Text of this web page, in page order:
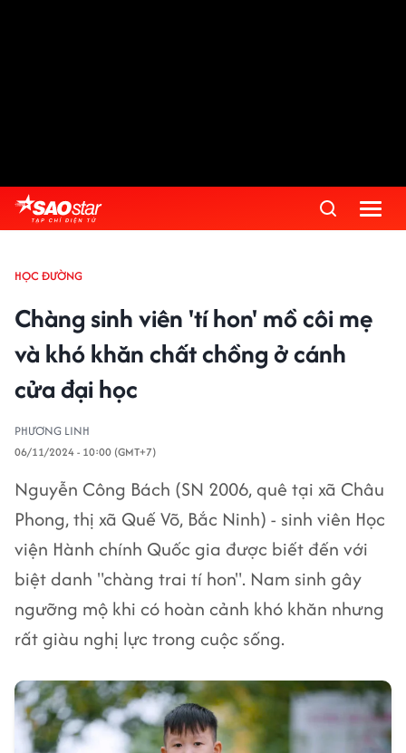
HỌC ĐƯỜNG
Chàng sinh viên 'tí hon' mồ côi mẹ
và khó khăn chất chồng ở cánh
cửa đại học
PHƯƠNG LINH
06/11/2024 - 10:00 (GMT+7)
Nguyễn Công Bách (SN 2006, quê tại xã Châu
Phong, thị xã Quế Võ, Bắc Ninh) - sinh viên Học
viện Hành chính Quốc gia được biết đến với
biệt danh "chàng trai tí hon". Nam sinh gây
ngưỡng mộ khi có hoàn cảnh khó khăn nhưng
rất giàu nghị lực trong cuộc sống.